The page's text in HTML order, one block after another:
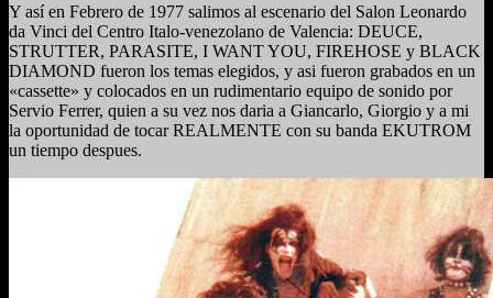
Y así en Febrero de 1977 salimos al escenario del Salon Leonardo
da Vinci del Centro Italo-venezolano de Valencia: DEUCE,
STRUTTER, PARASITE, I WANT YOU, FIREHOSE y BLACK
DIAMOND fueron los temas elegidos, y asi fueron grabados en un
«cassette» y colocados en un rudimentario equipo de sonido por
Servio Ferrer, quien a su vez nos daria a Giancarlo, Giorgio y a mi
la oportunidad de tocar REALMENTE con su banda EKUTROM
un tiempo despues.